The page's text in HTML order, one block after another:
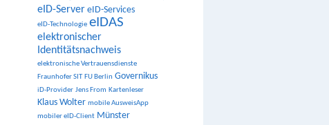
eID-Server eID-Services
eID-Technologie eIDAS
elektronischer
Identitätsnachweis
elektronische Vertrauensdienste
Fraunhofer SIT FU Berlin Governikus
iD-Provider Jens From Kartenleser
Klaus Wolter mobile AusweisApp
mobiler eID-Client Münster